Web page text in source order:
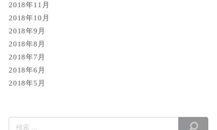
2018年11月
2018年10月
2018年9月
2018年8月
2018年7月
2018年6月
2018年5月